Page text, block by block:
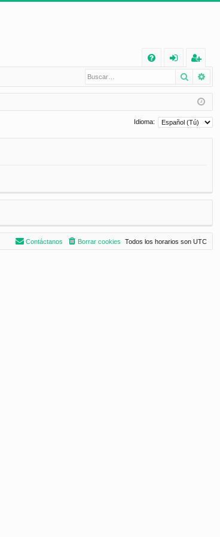
Q
nt
ifi
eg
ist
ra
Buscar
Idioma:
Todos los horarios son UTC
Borrar cookies
Contáctanos